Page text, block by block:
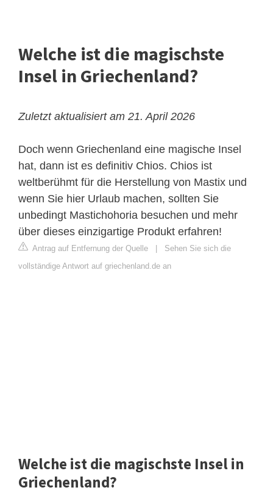
Welche ist die magischste
Insel in Griechenland?
Zuletzt aktualisiert am 21. April 2026
Doch wenn Griechenland eine magische Insel
hat, dann ist es definitiv Chios. Chios ist
weltberühmt für die Herstellung von Mastix und
wenn Sie hier Urlaub machen, sollten Sie
unbedingt Mastichohoria besuchen und mehr
über dieses einzigartige Produkt erfahren!
Antrag auf Entfernung der Quelle
Sehen Sie sich die
vollständige Antwort auf griechenland.de an
Welche ist die magischste Insel in
Griechenland?